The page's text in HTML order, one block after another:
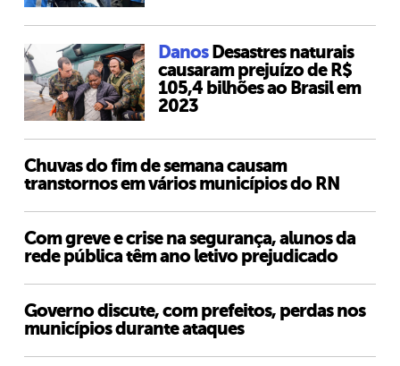
Danos Desastres naturais
causaram prejuízo de R$
105,4 bilhões ao Brasil em
2023
Chuvas do fim de semana causam
transtornos em vários municípios do RN
Com greve e crise na segurança, alunos da
rede pública têm ano letivo prejudicado
Governo discute, com prefeitos, perdas nos
municípios durante ataques